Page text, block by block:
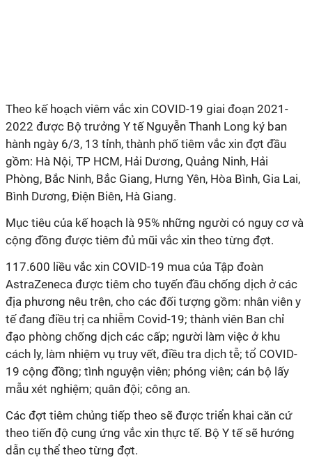
Theo kế hoạch viêm vắc xin COVID-19 giai đoạn 2021-
2022 được Bộ trưởng Y tế Nguyễn Thanh Long ký ban
hành ngày 6/3, 13 tỉnh, thành phố tiêm vắc xin đợt đầu
gồm: Hà Nội, TP HCM, Hải Dương, Quảng Ninh, Hải
Phòng, Bắc Ninh, Bắc Giang, Hưng Yên, Hòa Bình, Gia Lai,
Bình Dương, Điện Biên, Hà Giang.
Mục tiêu của kế hoạch là 95% những người có nguy cơ và
cộng đồng được tiêm đủ mũi vắc xin theo từng đợt.
117.600 liều vắc xin COVID-19 mua của Tập đoàn
AstraZeneca được tiêm cho tuyến đầu chống dịch ở các
địa phương nêu trên, cho các đối tượng gồm: nhân viên y
tế đang điều trị ca nhiễm Covid-19; thành viên Ban chỉ
đạo phòng chống dịch các cấp; người làm việc ở khu
cách ly, làm nhiệm vụ truy vết, điều tra dịch tễ; tổ COVID-
19 cộng đồng; tình nguyện viên; phóng viên; cán bộ lấy
mẫu xét nghiệm; quân đội; công an.
Các đợt tiêm chủng tiếp theo sẽ được triển khai căn cứ
theo tiến độ cung ứng vắc xin thực tế. Bộ Y tế sẽ hướng
dẫn cụ thể theo từng đợt.